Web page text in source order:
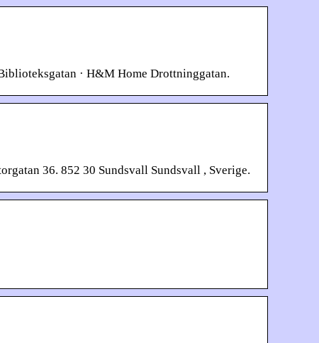
· H&M Home Drottninggatan.
36. 852 30 Sundsvall Sundsvall , Sverige.